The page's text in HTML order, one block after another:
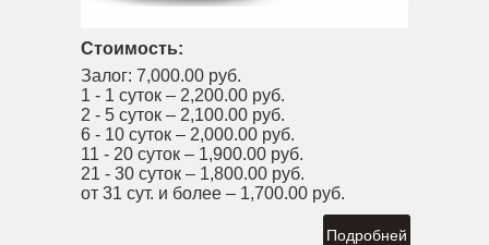
Стоимость:
Залог: 7,000.00 руб.
1 - 1 суток – 2,200.00 руб.
2 - 5 суток – 2,100.00 руб.
6 - 10 суток – 2,000.00 руб.
11 - 20 суток – 1,900.00 руб.
21 - 30 суток – 1,800.00 руб.
от 31 сут. и более – 1,700.00 руб.
Подробней